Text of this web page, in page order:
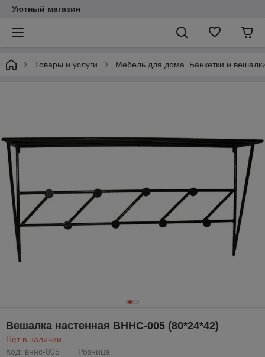
Уютный магазин
Товары и услуги Мебель для дома. Банкетки и
Вешалка настенная ВННC-005 (80*24*42)
Нет в наличии
Код: вннс-005
Розница